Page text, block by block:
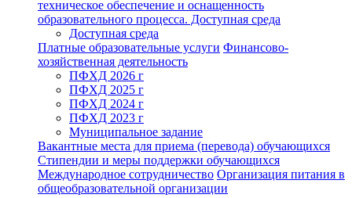
техническое обеспечение и оснащенность
образовательного процесса. Доступная среда
Доступная среда
Платные образовательные услуги Финансово-
хозяйственная деятельность
ПФХД 2026 г
ПФХД 2025 г
ПФХД 2024 г
ПФХД 2023 г
Муниципальное задание
Вакантные места для приема (перевода) обучающихся
Стипендии и меры поддержки обучающихся
Международное сотрудничество Организация питания в
общеобразовательной организации